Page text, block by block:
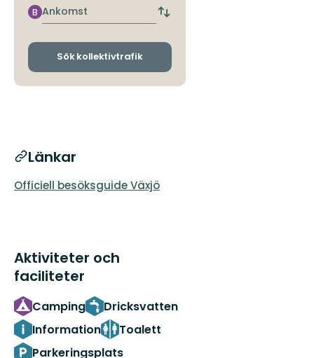
hållplats
Ankomst
B
Byt
och
Sök kollektivtrafik
Länkar
Officiell besöksguide Växjö
Aktiviteter och
faciliteter
Camping
Dricksvatten
Information
Toalett
Parkeringsplats